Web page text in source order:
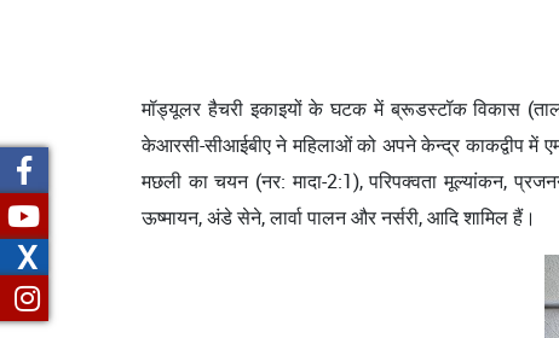
मॉड्यूलर हैचरी इकाइयों के घटक में ब्रूडस्टॉक विकास
केआरसी-सीआईबीए ने महिलाओं को अपने केन्द्र काकद्वीप में
मछली का चयन (नर: मादा-2:1), परिपक्वता मूल्यांकन,
ऊष्मायन, अंडे सेने, लार्वा पालन और नर्सरी, आदि शामिल हैं।
X